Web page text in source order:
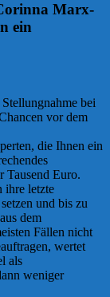
Marx-
ein
bei
vor dem
die Ihnen ein
Tausend Euro.
ihre letzte
und bis zu
dem
Fällen nicht
wertet
als
weniger